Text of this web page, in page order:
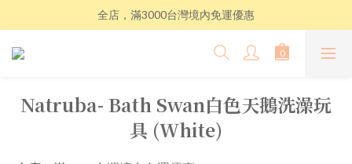
全店，滿3000台灣境內免運優惠
Natruba- Bath Swan白色天鵝洗澡玩
具 (White)